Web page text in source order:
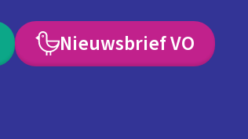
Nieuwsbrief VO